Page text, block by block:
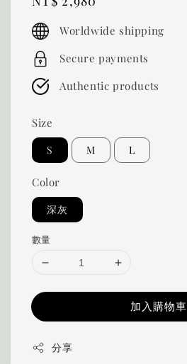
price
Worldwide shipping
Secure payments
Authentic products
Size
S M L
Color
深灰
數量
加入購物車
分享